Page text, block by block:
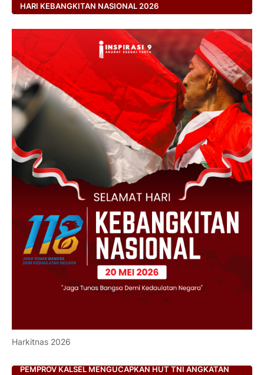
HARI KEBANGKITAN NASIONAL 2026
Harkitnas 2026
PEMPROV KALSEL MENGUCAPKAN HUT TNI ANGKATAN